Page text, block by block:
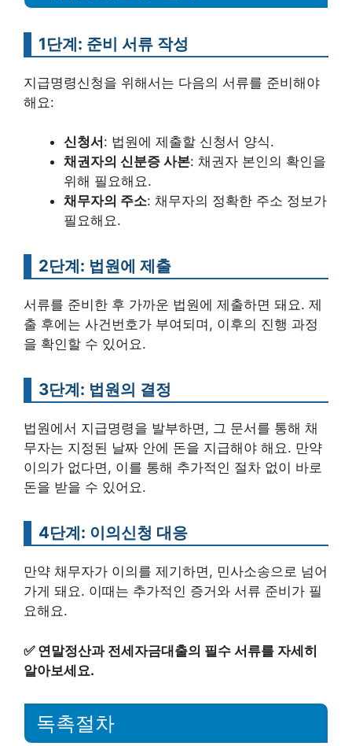
1단계: 준비 서류 작성
지급명령신청을 위해서는 다음의 서류를 준비해야
해요:
신청서 : 법원에 제출할 신청서 양식.
채권자의 신분증 사본: 채권자 본인의 확인을
위해 필요해요.
채무자의 주소: 채무자의 정확한 주소 정보가
필요해요.
2단계: 법원에 제출
서류를 준비한 후 가까운 법원에 제출하면 돼요. 제
출 후에는 사건번호가 부여되며, 이후의 진행 과정
을 확인할 수 있어요.
3단계: 법원의 결정
법원에서 지급명령을 발부하면, 그 문서를 통해 채
무자는 지정된 날짜 안에 돈을 지급해야 해요. 만약
이의가 없다면, 이를 통해 추가적인 절차 없이 바로
돈을 받을 수 있어요.
4단계: 이의신청 대응
만약 채무자가 이의를 제기하면, 민사소송으로 넘어
가게 돼요. 이때는 추가적인 증거와 서류 준비가 필
요해요.
✅ 연말정산과 전세자금대출의 필수 서류를 자세히
알아보세요.
독촉절차